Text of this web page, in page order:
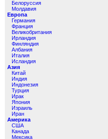
Белоруссия
Молдавия
Европа
Германия
Франция
Великобритания
Ирландия
Финляндия
Албания
Италия
Исландия
Азия
Китай
Индия
Индонезия
Турция
Ирак
Япония
Израиль
Иран
Америка
США
Канада
Мексика